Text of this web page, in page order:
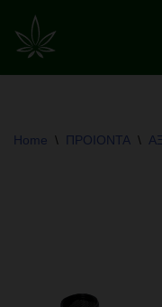
Skip
Home \ ΠΡΟΙΟΝΤΑ \